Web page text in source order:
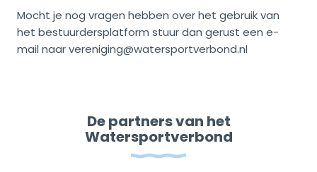
Mocht je nog vragen hebben over het gebruik van
het bestuurdersplatform stuur dan gerust een e-
mail naar vereniging@watersportverbond.nl
De partners van het
Watersportverbond